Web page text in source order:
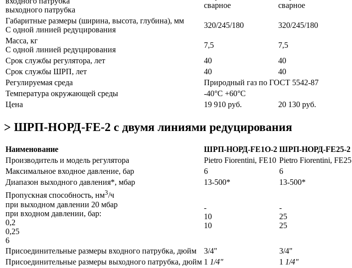
выходного патрубка
сварное
сварное
Габаритные размеры (ширина, высота, глубина), мм
С одной линией редуцирования
320/245/180 320/245/180
Масса, кг
С одной линией редуцирования
7,5 7,5
Срок службы регулятора, лет
40 40
Срок службы ШРП, лет
40 40
Регулируемая среда
Природный газ по ГОСТ 5542-87
Температура окружающей среды
-40°С +60°С
Цена
19 910 руб. 20 130 руб.
> ШРП-НОРД-FE-2 с двумя линиями редуцирования
Наименование ШРП-НОРД-FE1O-2 ШРП-НОРД-FЕ25-2
Производитель и модель регулятора
Pietro Fiorentini, FE10 Pietro Fiorentini, FE25
Максимальное входное давление, бар
6 6
Диапазон выходного давления*, мбар
13-500* 13-500*
Пропускная способность, нм3/ч
при выходном давлении 20 мбар
при входном давлении, бар:
0,2
0,25
6
-
10
10
-
25
25
Присоединительные размеры входного патрубка, дюйм 3/4" 3/4"
Присоединительные размеры выходного патрубка, дюйм 1 1/4" 1 1/4"